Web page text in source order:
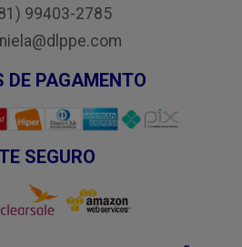
99403-2785
DE PAGAMENTO
SEGURO